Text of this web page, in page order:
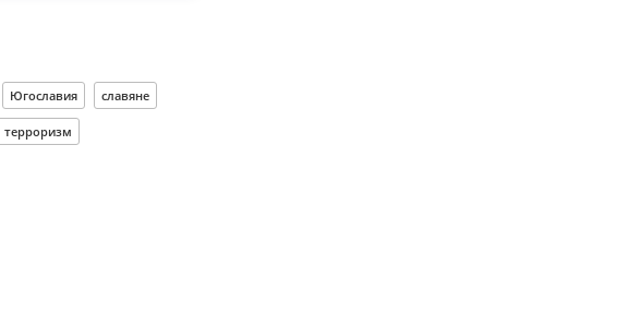
Югославия славяне
терроризм